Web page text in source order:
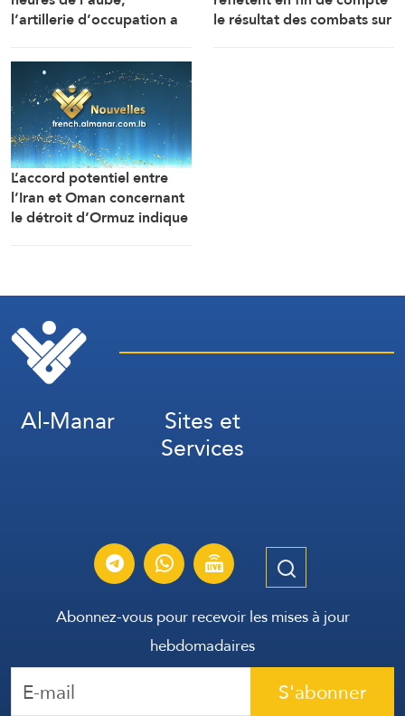
l’artillerie d’occupation a
de Zibqine et les abords
de la localité de Mansouri
avec plusieurs obus, tandis
que les forces
d’occupation ont mené
une explosion dans la
localité de Hadatha
(Correspondant
d’AlManar)
le résultat des combats sur
L’accord potentiel entre
l’Iran et Oman concernant
le détroit d’Ormuz indique
Telegraph)
Al-Manar Sites et
Services
Abonnez-vous pour recevoir les mises à jour
hebdomadaires
S'abonner